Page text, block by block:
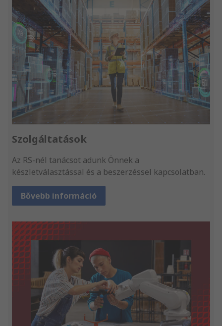
Szolgáltatások
Az RS-nél tanácsot adunk Önnek a
készletválasztással és a beszerzéssel kapcsolatban.
Bővebb információ